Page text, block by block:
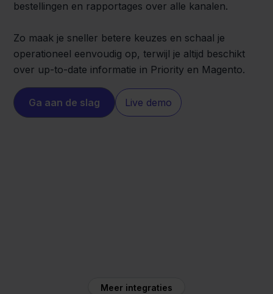
bestellingen en rapportages over alle kanalen.
Zo maak je sneller betere keuzes en schaal je
operationeel eenvoudig op, terwijl je altijd beschikt
over up-to-date informatie in Priority en Magento.
Ga aan de slag Live demo
Meer integraties